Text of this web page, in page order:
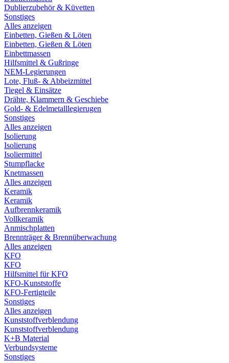
Dublierzubehör & Küvetten
Sonstiges
Alles anzeigen
Einbetten, Gießen & Löten
Einbetten, Gießen & Löten
Einbettmassen
Hilfsmittel & Gußringe
NEM-Legierungen
Lote, Fluß- & Abbeizmittel
Tiegel & Einsätze
Drähte, Klammern & Geschiebe
Gold- & Edelmetalllegierugen
Sonstiges
Alles anzeigen
Isolierung
Isolierung
Isoliermittel
Stumpflacke
Knetmassen
Alles anzeigen
Keramik
Keramik
Aufbrennkeramik
Vollkeramik
Anmischplatten
Brennträger & Brennüberwachung
Alles anzeigen
KFO
KFO
Hilfsmittel für KFO
KFO-Kunststoffe
KFO-Fertigteile
Sonstiges
Alles anzeigen
Kunststoffverblendung
Kunststoffverblendung
K+B Material
Verbundsysteme
Sonstiges